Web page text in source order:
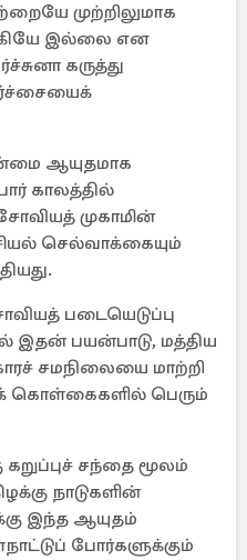
முற்றிலுமாக
இல்லை என
கருத்து
ஆயுதமாக
காலத்தில்
முகாமின்
செல்வாக்கையும்
படையெடுப்பு
இதன் பயன்பாடு, மத்திய
சமநிலையை மாற்றி
கொள்கைகளில் பெரும்
கறுப்புச் சந்தை மூலம்
நாடுகளின்
இந்த ஆயுதம்
போர்களுக்கும்